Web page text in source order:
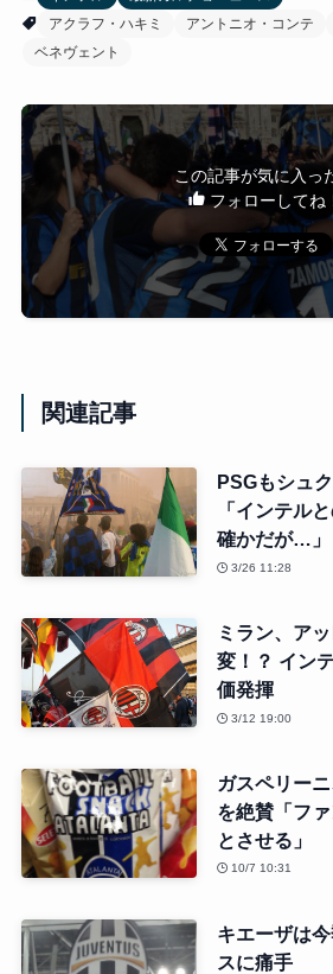
アクラフ・ハキミ
アントニオ・コンテ
ベネヴェント
この記事が気に入っ
フォローしてね
関連記事
PSGもシュ
「インテル
確かだが…」
3/26 11:28
ミラン、ア
変！？ イン
価発揮
3/12 19:00
ガスペリー
を絶賛「フ
とさせる」
10/7 10:31
キエーザは
スに痛手